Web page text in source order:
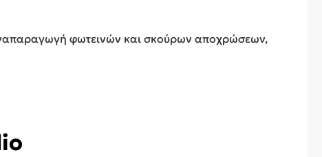
αναπαραγωγή φωτεινών και σκούρων αποχρώσεων,